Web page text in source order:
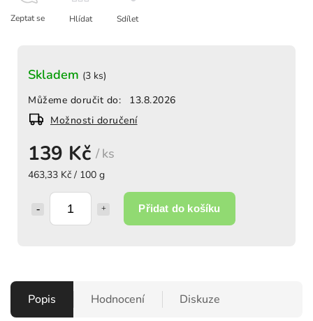
139 Kč / ks
463,33 Kč / 100 g
Přidat do košíku
Skladem (3 ks)
Můžeme doručit do:
13.8.2026
Možnosti doručení
Zeptat se Hlídat Sdílet
Popis Hodnocení Diskuze